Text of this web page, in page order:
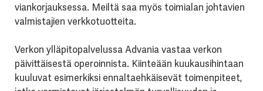
viankorjauksessa. Meiltä saa myös toimialan johtavien
valmistajien verkkotuotteita.
Verkon ylläpitopalvelussa Advania vastaa verkon
päivittäisestä operoinnista. Kiinteään kuukausihintaan
kuuluvat esimerkiksi ennaltaehkäisevät toimenpiteet,